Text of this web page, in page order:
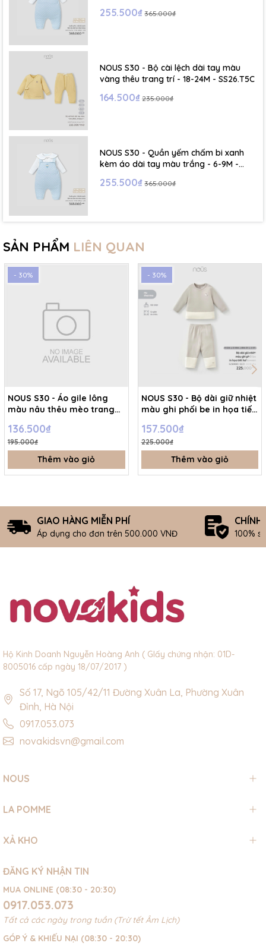
255.500₫ 365.000₫
NOUS S30 - Bộ cài lệch dài tay màu
vàng thêu trang trí - 18-24M - SS26.T5C
164.500₫ 235.000₫
NOUS S30 - Quần yếm chấm bi xanh
kèm áo dài tay màu trắng - 6-9M -
255.500₫ 365.000₫
SẢN PHẨM LIÊN QUAN
- 30%
NOUS S30 - Áo gile lông
màu nâu thêu mèo trang
136.500₫
195.000₫
Thêm vào giỏ
- 30%
NOUS S30 - Bộ dài giữ nhiệt
màu ghi phối be in họa tiết
157.500₫
225.000₫
Thêm vào giỏ
GIAO HÀNG MIỄN PHÍ
Áp dụng cho đơn trên 500.000 VNĐ
CHÍNH
100%
Hộ Kinh Doanh Nguyễn Hoàng Anh ( GIấy chứng nhận: 01D-
8005016 cấp ngày 18/07/2017 )
Số 17, Ngõ 105/42/11 Đường Xuân La, Phường Xuân
Đỉnh, Hà Nội
0917.053.073
novakidsvn@gmail.com
NOUS
LA POMME
XẢ KHO
ĐĂNG KÝ NHẬN TIN
MUA ONLINE (08:30 - 20:30)
0917.053.073
Tất cả các ngày trong tuần (Trừ tết Âm Lịch)
GÓP Ý & KHIẾU NẠI (08:30 - 20:30)